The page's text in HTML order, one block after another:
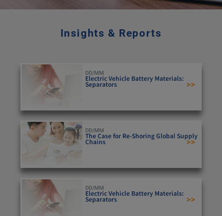
Insights & Reports
DD/MM
Electric Vehicle Battery Materials:
Separators >>
DD/MM
The Case for Re-Shoring Global Supply
Chains >>
DD/MM
Electric Vehicle Battery Materials:
Separators >>